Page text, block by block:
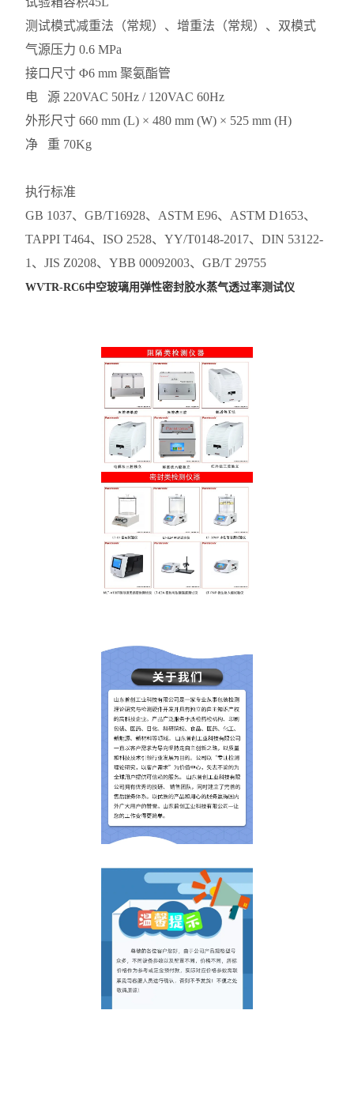
测试模式减重法（常规）、增重法（常规）、双模式
气源压力0.6 MPa
接口尺寸Φ6 mm 聚氨酯管
电 源 220VAC 50Hz / 120VAC 60Hz
外形尺寸660 mm (L) × 480 mm (W) × 525 mm (H)
净 重 70Kg
执行标准
GB 1037、GB/T16928、ASTM E96、ASTM D1653、
TAPPI T464、ISO 2528、YY/T0148-2017、DIN 53122-
1、JIS Z0208、YBB 00092003、GB/T 29755
WVTR-RC6中空玻璃用弹性密封胶水蒸气透过率测试仪